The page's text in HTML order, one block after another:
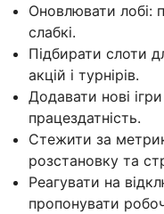
Оновлювати лобі:
слабкі.
Підбирати слоти
акцій і турнірів.
Додавати нові
працездатність.
Стежити за
розстановку та
Реагувати на
пропонувати